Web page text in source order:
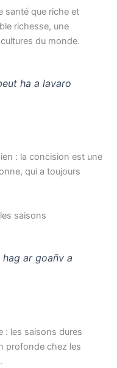
santé que riche et
richesse, une
du monde.
ha a lavaro
: la concision est une
qui a toujours
saisons
hag ar goañv a
: les saisons dures
profonde chez les